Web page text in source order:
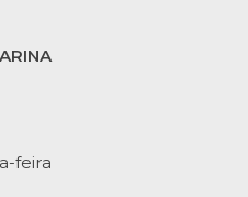
feira